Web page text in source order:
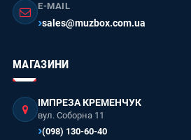
E-MAIL
sales@muzbox.com.ua
МАГАЗИНИ
ІМПРЕЗА КРЕМЕНЧУК
вул. Соборна 11
(098) 130-60-40